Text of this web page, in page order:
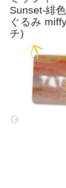
Sunset-緋
ぐるみ
チ)